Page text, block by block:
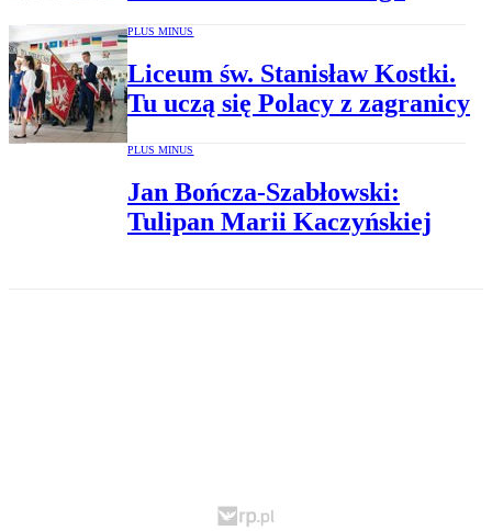
PLUS MINUS
Liceum św. Stanisław Kostki.
Tu uczą się Polacy z zagranicy
PLUS MINUS
Jan Bończa-Szabłowski:
Tulipan Marii Kaczyńskiej